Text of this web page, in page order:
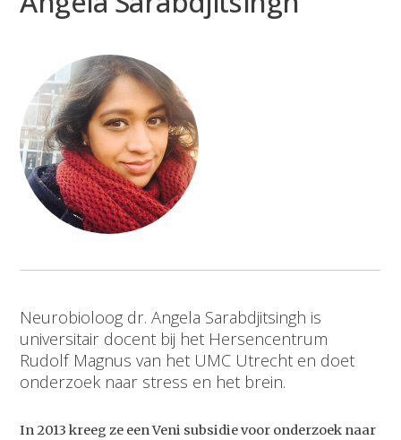
Neurobioloog dr. Angela Sarabdjitsingh is
universitair docent bij het Hersencentrum
Rudolf Magnus van het UMC Utrecht en doet
onderzoek naar stress en het brein.
In 2013 kreeg ze een Veni subsidie voor onderzoek naar